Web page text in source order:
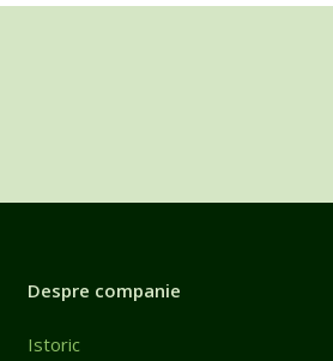
Despre companie
Istoric